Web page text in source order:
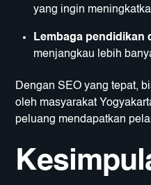
yang ingin
Lembaga pendidikan
menjangkau lebih
Dengan SEO yang tepat,
oleh masyarakat
peluang mendapatkan